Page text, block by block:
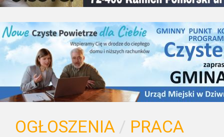
OGŁOSZENIA / PRACA